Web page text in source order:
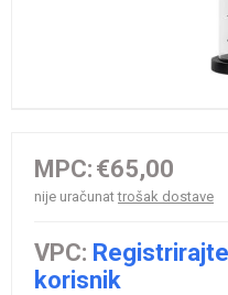
MPC: €65,00
nije uračunattrošak dostave
VPC:
korisnik